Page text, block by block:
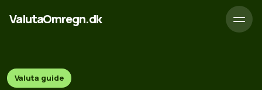
ValutaOmregn.dk
Valuta guide